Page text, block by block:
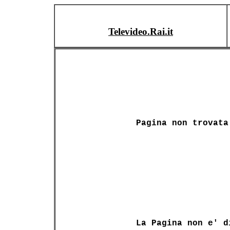
Televideo.Rai.it
Pagina non trovata
La Pagina non e'